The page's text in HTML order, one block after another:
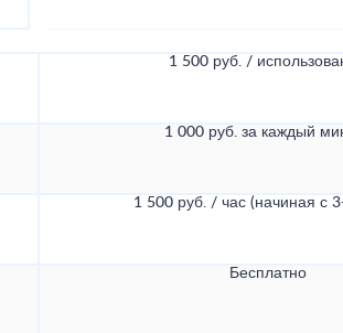
1 500 руб. /
1 000 руб. за каждый
1 500 руб. / час (начиная с
Бесплатно